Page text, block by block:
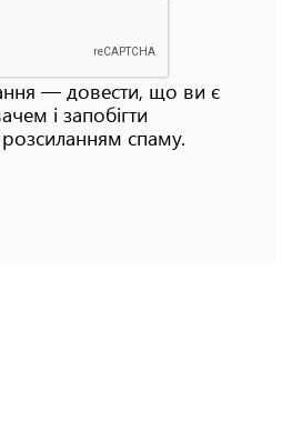
— довести, що ви є
і запобігти
спаму.